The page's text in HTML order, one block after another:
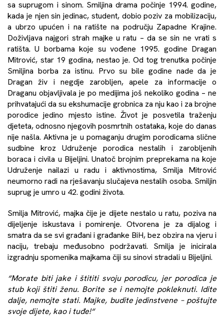
sa suprugom i sinom. Smiljina drama počinje 1994. godine,
kada je njen sin jedinac, student, dobio poziv za mobilizaciju,
a ubrzo upućen i na ratište na području Zapadne Krajine.
Doživljava najgori strah majke u ratu – da se sin ne vrati s
ratišta. U borbama koje su vođene 1995. godine Dragan
Mitrović, star 19 godina, nestao je. Od tog trenutka počinje
Smiljina borba za istinu. Prvo su bile godine nade da je
Dragan živ i negdje zarobljen, apele za informacije o
Draganu objavljivala je po medijima još nekoliko godina – ne
prihvatajući da su ekshumacije grobnica za nju kao i za brojne
porodice jedino mjesto istine. Život je posvetila traženju
djeteta, odnosno njegovih posmrtnih ostataka, koje do danas
nije našla. Aktivna je u pomaganju drugim porodicama slične
sudbine kroz Udruženje porodica nestalih i zarobljenih
boraca i civila u Bijeljini. Unatoč brojnim preprekama na koje
Udruženje nailazi u radu i aktivnostima, Smilja Mitrović
neumorno radi na rješavanju slučajeva nestalih osoba. Smiljin
suprug je umro u 42. godini života.
Smilja Mitrović, majka čije je dijete nestalo u ratu, poziva na
dijeljenje iskustava i pomirenje. Otvorena je za dijalog i
smatra da se svi građani i građanke BiH, bez obzira na vjeru i
naciju, trebaju međusobno podržavati. Smilja je inicirala
izgradnju spomenika majkama čiji su sinovi stradali u Bijeljini.
“Morate biti jake i štititi svoju porodicu, jer porodica je
stub koji štiti ženu. Borite se i nemojte pokleknuti. Idite
dalje, nemojte stati. Majke, budite jedinstvene – poštujte
svoje dijete, kao i tuđe!“